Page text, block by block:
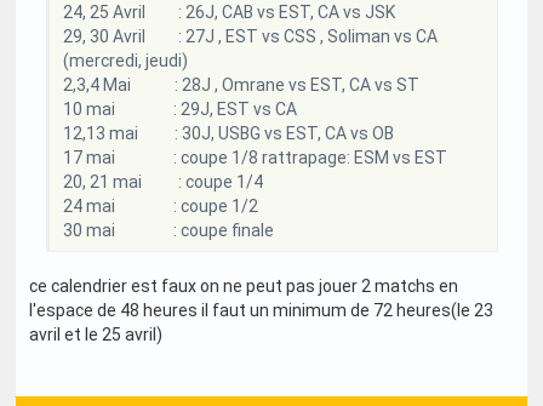
24, 25 Avril : 26J, CAB vs EST, CA vs JSK
29, 30 Avril : 27J , EST vs CSS , Soliman vs CA
(mercredi, jeudi)
2,3,4 Mai : 28J , Omrane vs EST, CA vs ST
10 mai : 29J, EST vs CA
12,13 mai : 30J, USBG vs EST, CA vs OB
17 mai : coupe 1/8 rattrapage: ESM vs EST
20, 21 mai : coupe 1/4
24 mai : coupe 1/2
30 mai : coupe finale
ce calendrier est faux on ne peut pas jouer 2 matchs en
l'espace de 48 heures il faut un minimum de 72 heures(le 23
avril et le 25 avril)